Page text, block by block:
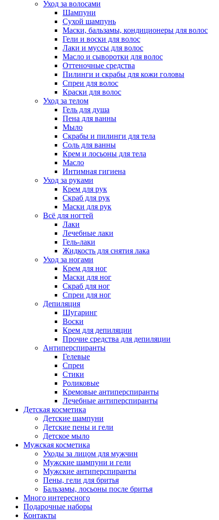
Уход за волосами
Шампуни
Сухой шампунь
Маски, бальзамы, кондиционеры для волос
Гели и воски для волос
Лаки и муссы для волос
Масло и сыворотки для волос
Оттеночные средства
Пилинги и скрабы для кожи головы
Спреи для волос
Краски для волос
Уход за телом
Гель для душа
Пена для ванны
Мыло
Скрабы и пилинги для тела
Соль для ванны
Крем и лосьоны для тела
Масло
Интимная гигиена
Уход за руками
Крем для рук
Скраб для рук
Маски для рук
Всё для ногтей
Лаки
Лечебные лаки
Гель-лаки
Жидкость для снятия лака
Уход за ногами
Крем для ног
Маски для ног
Скраб для ног
Спреи для ног
Депиляция
Шугаринг
Воски
Крем для депиляции
Прочие средства для депиляции
Антиперспиранты
Гелевые
Спреи
Стики
Роликовые
Кремовые антиперспиранты
Лечебные антиперспиранты
Детская косметика
Детские шампуни
Детские пены и гели
Детское мыло
Мужская косметика
Уходы за лицом для мужчин
Мужские шампуни и гели
Мужские антиперспиранты
Пены, гели для бритья
Бальзамы, лосьоны после бритья
Много интересного
Подарочные наборы
Контакты